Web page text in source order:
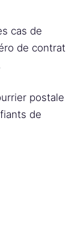
cas de
de contrat
postale
de